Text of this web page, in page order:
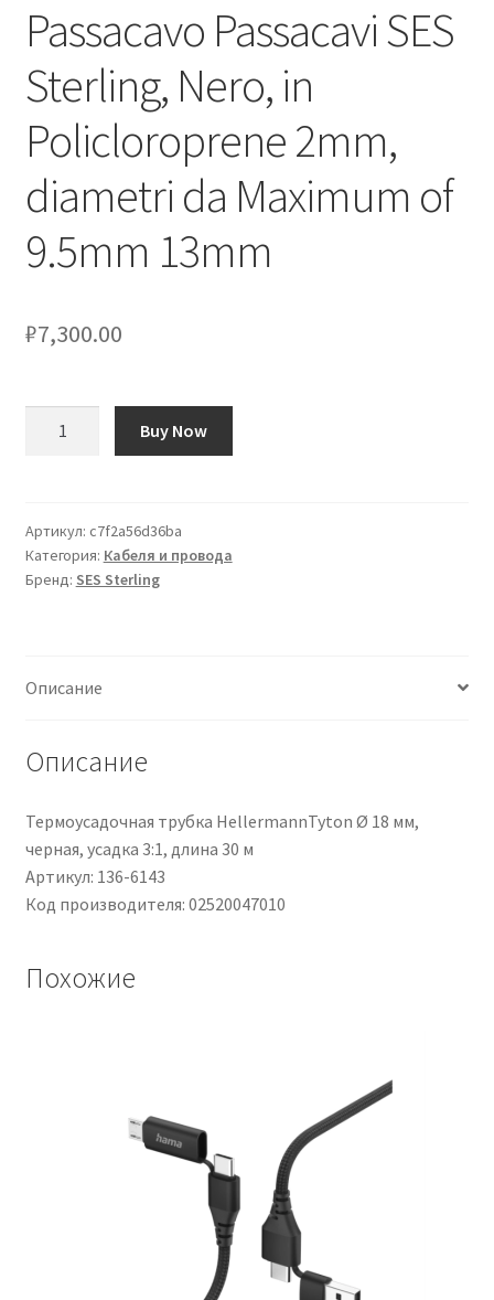
Passacavo Passacavi SES
Sterling, Nero, in
Policloroprene 2mm,
diametri da Maximum of
9.5mm 13mm
₽7,300.00
SES
Sterling,
Nero,
diametri
Maximum
of
13mm
Buy Now
Артикул: c7f2a56d36ba
Категория: Кабеля и провода
Бренд: SES Sterling
Описание
Описание
Термоусадочная трубка HellermannTyton Ø 18 мм,
черная, усадка 3:1, длина 30 м
Артикул: 136-6143
Код производителя: 02520047010
Похожие